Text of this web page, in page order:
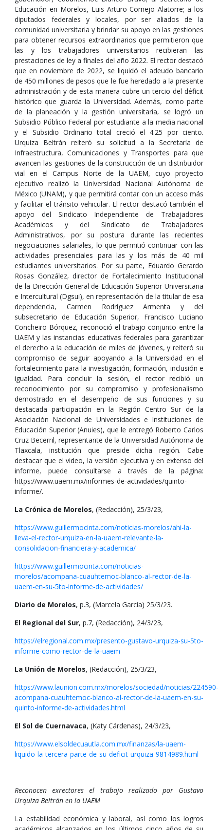
Educación en Morelos, Luis Arturo Cornejo Alatorre; a los
diputados federales y locales, por ser aliados de la
comunidad universitaria y brindar su apoyo en las gestiones
para obtener recursos extraordinarios que permitieron que
las y los trabajadores universitarios recibieran las
prestaciones de ley a finales del año 2022. El rector destacó
que en noviembre de 2022, se liquidó el adeudo bancario
de 450 millones de pesos que le fue heredado a la presente
administración y de esta manera cubre un tercio del déficit
histórico que guarda la Universidad. Además, como parte
de la planeación y la gestión universitaria, se logró un
Subsidio Público Federal por estudiante a la media nacional
y el Subsidio Ordinario total creció el 4.25 por ciento.
Urquiza Beltrán reiteró su solicitud a la Secretaría de
Infraestructura, Comunicaciones y Transportes para que
avancen las gestiones de la construcción de un distribuidor
vial en el Campus Norte de la UAEM, cuyo proyecto
ejecutivo realizó la Universidad Nacional Autónoma de
México (UNAM), y que permitirá contar con un acceso más
y facilitar el tránsito vehicular. El rector destacó también el
apoyo del Sindicato Independiente de Trabajadores
Académicos y del Sindicato de Trabajadores
Administrativos, por su postura durante las recientes
negociaciones salariales, lo que permitió continuar con las
actividades presenciales para las y los más de 40 mil
estudiantes universitarios. Por su parte, Eduardo Gerardo
Rosas González, director de Fortalecimiento Institucional
de la Dirección General de Educación Superior Universitaria
e Intercultural (Dgsui), en representación de la titular de esa
dependencia, Carmen Rodríguez Armenta y del
subsecretario de Educación Superior, Francisco Luciano
Concheiro Bórquez, reconoció el trabajo conjunto entre la
UAEM y las instancias educativas federales para garantizar
el derecho a la educación de miles de jóvenes, y reiteró su
compromiso de seguir apoyando a la Universidad en el
fortalecimiento para la investigación, formación, inclusión e
igualdad. Para concluir la sesión, el rector recibió un
reconocimiento por su compromiso y profesionalismo
demostrado en el desempeño de sus funciones y su
destacada participación en la Región Centro Sur de la
Asociación Nacional de Universidades e Instituciones de
Educación Superior (Anuies), que le entregó Roberto Carlos
Cruz Becerril, representante de la Universidad Autónoma de
Tlaxcala, institución que preside dicha región. Cabe
destacar que el video, la versión ejecutiva y en extenso del
informe, puede consultarse a través de la página:
https://www.uaem.mx/informes-de-actividades/quinto-
informe/.
La Crónica de Morelos, (Redacción), 25/3/23,
https://www.guillermocinta.com/noticias-morelos/ahi-la-
lleva-el-rector-urquiza-en-la-uaem-relevante-la-
consolidacion-financiera-y-academica/
https://www.guillermocinta.com/noticias-
morelos/acompana-cuauhtemoc-blanco-al-rector-de-la-
uaem-en-su-5to-informe-de-actividades/
Diario de Morelos, p.3, (Marcela García) 25/3/23.
El Regional del Sur, p.7, (Redacción), 24/3/23,
https://elregional.com.mx/presento-gustavo-urquiza-su-5to-
informe-como-rector-de-la-uaem
La Unión de Morelos, (Redacción), 25/3/23,
https://www.launion.com.mx/morelos/sociedad/noticias/224590-
acompana-cuauhtemoc-blanco-al-rector-de-la-uaem-en-su-
quinto-informe-de-actividades.html
El Sol de Cuernavaca, (Katy Cárdenas), 24/3/23,
https://www.elsoldecuautla.com.mx/finanzas/la-uaem-
liquido-la-tercera-parte-de-su-deficit-urquiza-9814989.html
Reconocen exrectores el trabajo realizado por Gustavo
Urquiza Beltrán en la UAEM
La estabilidad económica y laboral, así como los logros